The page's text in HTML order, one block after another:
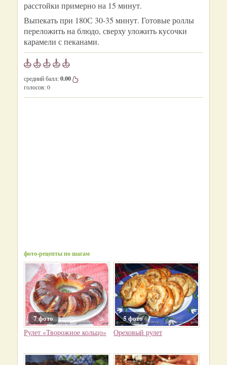
расстойки примерно на 15 минут.
Выпекать при 180С 30-35 минут. Готовые роллы
переложить на блюдо, сверху уложить кусочки
карамели с пеканами.
средний балл:0.00
голосов:0
фото-рецепты по шагам
7 фото
Рулет «Творожное кольцо»
5 фото
Ореховый рулет